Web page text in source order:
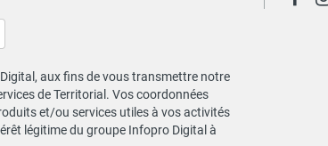
aux fins de vous transmettre notre
de Territorial. Vos coordonnées
et/ou services utiles à vos activités
légitime du groupe Infopro Digital à